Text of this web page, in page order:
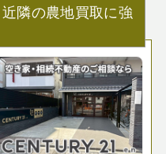
隣の農地買取に強